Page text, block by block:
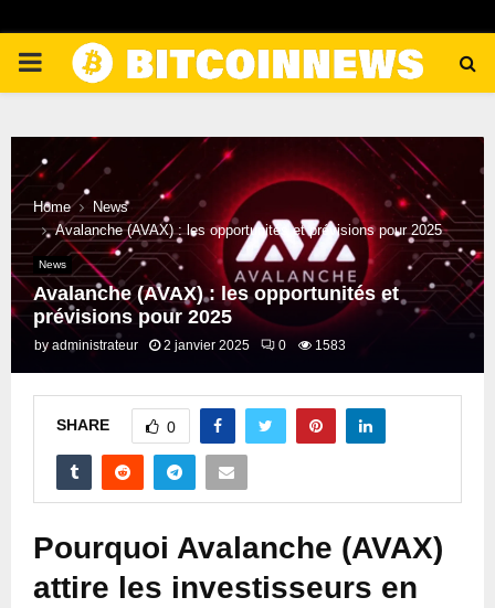
PRIMARY
Home
News
Avalanche (AVAX) : les opportunités et prévisions pour 2025
News
Avalanche (AVAX) : les opportunités et
prévisions pour 2025
by administrateur 2 janvier 2025 0 1583
SHARE 0
Pourquoi Avalanche (AVAX)
attire les investisseurs en